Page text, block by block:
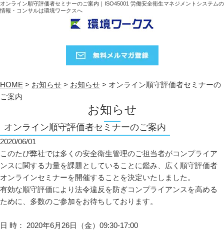
オンライン順守評価者セミナーのご案内｜ISO45001 労働安全衛生マネジメントシステムの
情報・コンサルは環境ワークスへ
HOME > お知らせ > お知らせ > オンライン順守評価者セミナーの
ご案内
お知らせ
オンライン順守評価者セミナーのご案内
2020/06/01
このたび弊社では多くの安全衛生管理のご担当者がコンプライア
ンスに関する力量を課題としていることに鑑み、広く順守評価者
オンラインセミナーを開催することを決定いたしました。
有効な順守評価により法令違反を防ぎコンプライアンスを高める
ために、多数のご参加をお待ちしております。
日 時： 2020年6月26日（金）09:30-17:00